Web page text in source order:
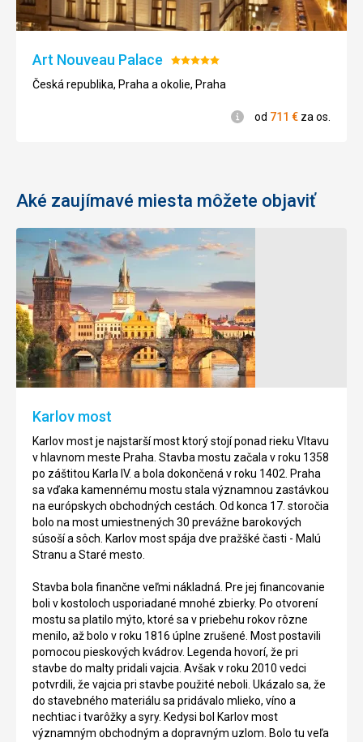
od
135€
140€
za os.
Art Nouveau Palace Hodnotenie:
5/5
Česká republika, Praha a okolie, Praha
Informácie
od 711 € za os.
Aké zaujímavé miesta môžete objaviť
Karlov most
Karlov most je najstarší most ktorý stojí ponad rieku Vltavu
v hlavnom meste Praha. Stavba mostu začala v roku 1358
po záštitou Karla IV. a bola dokončená v roku 1402. Praha
sa vďaka kamennému mostu stala významnou zastávkou
na európskych obchodných cestách. Od konca 17. storočia
bolo na most umiestnených 30 prevážne barokových
súsoší a sôch. Karlov most spája dve pražšké časti - Malú
Stranu a Staré mesto.
Stavba bola finančne veľmi nákladná. Pre jej financovanie
boli v kostoloch usporiadané mnohé zbierky. Po otvorení
mostu sa platilo mýto, ktoré sa v priebehu rokov rôzne
menilo, až bolo v roku 1816 úplne zrušené. Most postavili
pomocou pieskových kvádrov. Legenda hovorí, že pri
stavbe do malty pridali vajcia. Avšak v roku 2010 vedci
potvrdili, že vajcia pri stavbe použité neboli. Ukázalo sa, že
do stavebného materiálu sa pridávalo mlieko, víno a
nechtiac i tvarôžky a syry. Kedysi bol Karlov most
významným obchodným a dopravným uzlom. Bolo tu veľa
Vyšehrad
Pevnosť
Vyšehrad-
historické
hradisko.
Stojí
na
brehom
rieky
Vltavy
časti
Vyšehrad
Prahe.
návštevníkom
jedno
najkrásnejších
panorám
starej
Európy
odpočinok
Obecný
dom
Jedna
z
najznámejších
secesných
stavieb
Prahe.
Námestí
Republiky.
Využíva
najmä
účelom.
Obecný
dom
postavený
rokoch
1905-
1912.